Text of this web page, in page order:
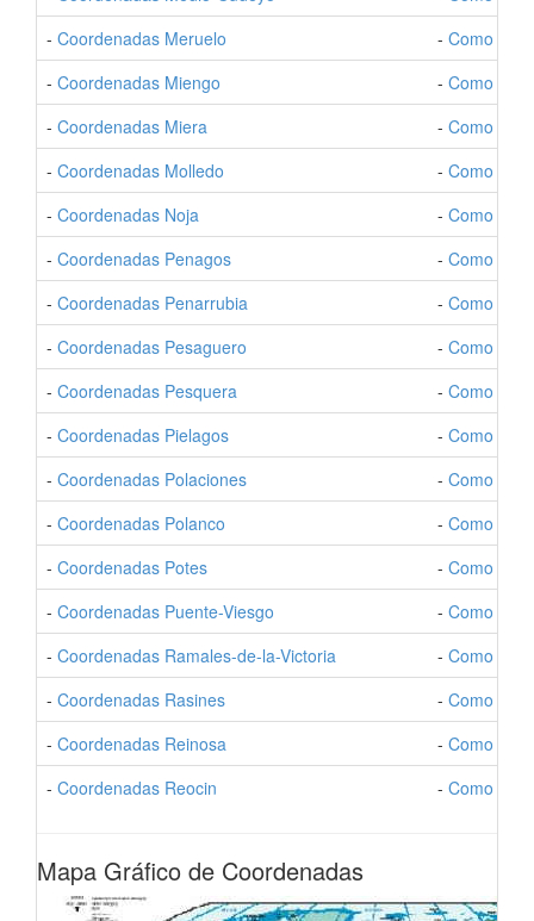
- Coordenadas Meruelo - Como Ir a
- Coordenadas Miengo - Como Ir a
- Coordenadas Miera - Como Ir a
- Coordenadas Molledo - Como Ir a
- Coordenadas Noja - Como Ir a
- Coordenadas Penagos - Como Ir a
- Coordenadas Penarrubia - Como Ir a
- Coordenadas Pesaguero - Como Ir a
- Coordenadas Pesquera - Como Ir a
- Coordenadas Pielagos - Como Ir a
- Coordenadas Polaciones - Como Ir a
- Coordenadas Polanco - Como Ir a
- Coordenadas Potes - Como Ir a
- Coordenadas Puente-Viesgo - Como Ir a
- Coordenadas Ramales-de-la-Victoria - Como Ir a
- Coordenadas Rasines - Como Ir a
- Coordenadas Reinosa - Como Ir a
- Coordenadas Reocin - Como Ir a
Mapa Gráfico de Coordenadas